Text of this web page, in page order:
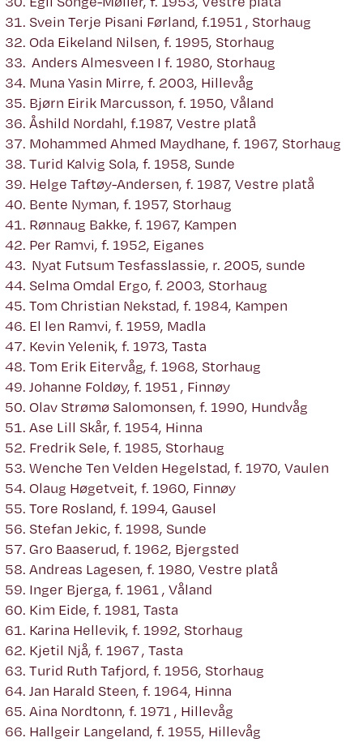
Svein Terje Pisani Førland, f.1951 , Storhaug
Oda Eikeland Nilsen, f. 1995, Storhaug
Anders Almesveen I f. 1980, Storhaug
Muna Yasin Mirre, f. 2003, Hillevåg
Bjørn Eirik Marcusson, f. 1950, Våland
Åshild Nordahl, f.1987, Vestre platå
Mohammed Ahmed Maydhane, f. 1967, Storhaug
Turid Kalvig Sola, f. 1958, Sunde
Helge Taftøy-Andersen, f. 1987, Vestre platå
Bente Nyman, f. 1957, Storhaug
Rønnaug Bakke, f. 1967, Kampen
Per Ramvi, f. 1952, Eiganes
Nyat Futsum Tesfasslassie, r. 2005, sunde
Selma Omdal Ergo, f. 2003, Storhaug
Tom Christian Nekstad, f. 1984, Kampen
El len Ramvi, f. 1959, Madla
Kevin Yelenik, f. 1973, Tasta
Tom Erik Eitervåg, f. 1968, Storhaug
Johanne Foldøy, f. 1951 , Finnøy
Olav Strømø Salomonsen, f. 1990, Hundvåg
Ase Lill Skår, f. 1954, Hinna
Fredrik Sele, f. 1985, Storhaug
Wenche Ten Velden Hegelstad, f. 1970, Vaulen
Olaug Høgetveit, f. 1960, Finnøy
Tore Rosland, f. 1994, Gausel
Stefan Jekic, f. 1998, Sunde
Gro Baaserud, f. 1962, Bjergsted
Andreas Lagesen, f. 1980, Vestre platå
Inger Bjerga, f. 1961 , Våland
Kim Eide, f. 1981, Tasta
Karina Hellevik, f. 1992, Storhaug
Kjetil Njå, f. 1967 , Tasta
Turid Ruth Tafjord, f. 1956, Storhaug
Jan Harald Steen, f. 1964, Hinna
Aina Nordtonn, f. 1971 , Hillevåg
Hallgeir Langeland, f. 1955, Hillevåg